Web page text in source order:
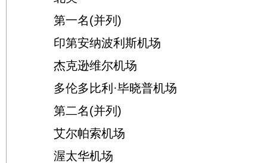
第一名(并列)
印第安纳波利斯机场
杰克逊维尔机场
多伦多比利·毕晓普机场
第二名(并列)
艾尔帕索机场
渥太华机场